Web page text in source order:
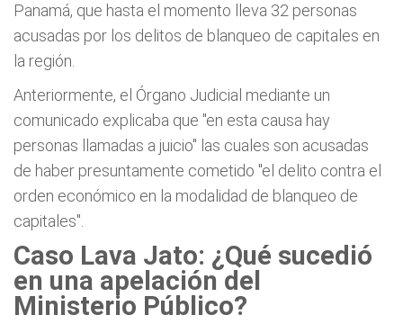
Panamá, que hasta el momento lleva 32 personas
acusadas por los delitos de blanqueo de capitales en
la región.
Anteriormente, el Órgano Judicial mediante un
comunicado explicaba que "en esta causa hay
personas llamadas a juicio" las cuales son acusadas
de haber presuntamente cometido "el delito contra el
orden económico en la modalidad de blanqueo de
capitales".
Caso Lava Jato: ¿Qué sucedió
en una apelación del
Ministerio Público?